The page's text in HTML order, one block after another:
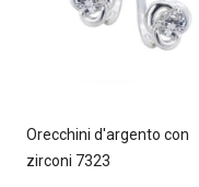
Orecchini d'argento con
zirconi 7323